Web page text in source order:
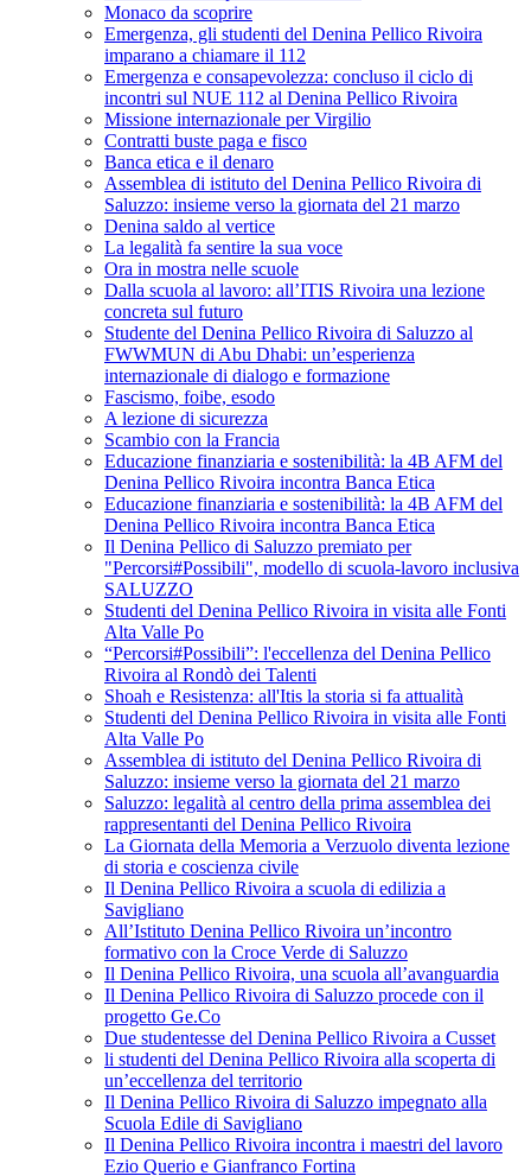
Monaco da scoprire
Emergenza, gli studenti del Denina Pellico Rivoira
imparano a chiamare il 112
Emergenza e consapevolezza: concluso il ciclo di
incontri sul NUE 112 al Denina Pellico Rivoira
Missione internazionale per Virgilio
Contratti buste paga e fisco
Banca etica e il denaro
Assemblea di istituto del Denina Pellico Rivoira di
Saluzzo: insieme verso la giornata del 21 marzo
Denina saldo al vertice
La legalità fa sentire la sua voce
Ora in mostra nelle scuole
Dalla scuola al lavoro: all’ITIS Rivoira una lezione
concreta sul futuro
Studente del Denina Pellico Rivoira di Saluzzo al
FWWMUN di Abu Dhabi: un’esperienza
internazionale di dialogo e formazione
Fascismo, foibe, esodo
A lezione di sicurezza
Scambio con la Francia
Educazione finanziaria e sostenibilità: la 4B AFM del
Denina Pellico Rivoira incontra Banca Etica
Educazione finanziaria e sostenibilità: la 4B AFM del
Denina Pellico Rivoira incontra Banca Etica
Il Denina Pellico di Saluzzo premiato per
"Percorsi#Possibili", modello di scuola-lavoro inclusiva
SALUZZO
Studenti del Denina Pellico Rivoira in visita alle Fonti
Alta Valle Po
“Percorsi#Possibili”: l'eccellenza del Denina Pellico
Rivoira al Rondò dei Talenti
Shoah e Resistenza: all'Itis la storia si fa attualità
Studenti del Denina Pellico Rivoira in visita alle Fonti
Alta Valle Po
Assemblea di istituto del Denina Pellico Rivoira di
Saluzzo: insieme verso la giornata del 21 marzo
Saluzzo: legalità al centro della prima assemblea dei
rappresentanti del Denina Pellico Rivoira
La Giornata della Memoria a Verzuolo diventa lezione
di storia e coscienza civile
Il Denina Pellico Rivoira a scuola di edilizia a
Savigliano
All’Istituto Denina Pellico Rivoira un’incontro
formativo con la Croce Verde di Saluzzo
Il Denina Pellico Rivoira, una scuola all’avanguardia
Il Denina Pellico Rivoira di Saluzzo procede con il
progetto Ge.Co
Due studentesse del Denina Pellico Rivoira a Cusset
li studenti del Denina Pellico Rivoira alla scoperta di
un’eccellenza del territorio
Il Denina Pellico Rivoira di Saluzzo impegnato alla
Scuola Edile di Savigliano
Il Denina Pellico Rivoira incontra i maestri del lavoro
Ezio Querio e Gianfranco Fortina